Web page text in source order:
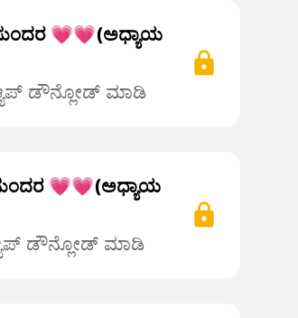
💗💗(ಅಧ್ಯಾಯ
ಡೌನ್ಲೋಡ್ ಮಾಡಿ
💗💗(ಅಧ್ಯಾಯ
ಡೌನ್ಲೋಡ್ ಮಾಡಿ